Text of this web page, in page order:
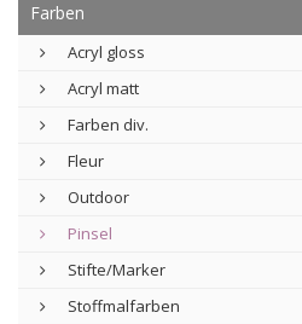
Farben
Acryl gloss
Acryl matt
Farben div.
Fleur
Outdoor
Pinsel
Stifte/Marker
Stoffmalfarben